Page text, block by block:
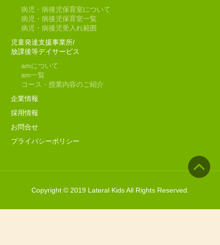
病児・病後児保育室について
病児・病後児保育室一覧
病児・病後児受入れ範囲
児童発達支援事業所/
放課後等デイサービス
amについて
am一覧
コース・授業内容のご紹介
企業情報
採用情報
お問合せ
プライバシーポリシー
Copyright © 2019 Lateral Kids All Rights Reserved.